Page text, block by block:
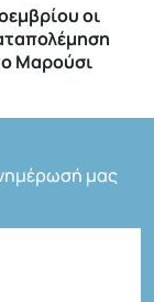
οι
Μαρούσι
μας